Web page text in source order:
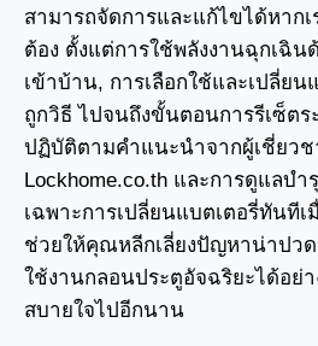
สามารถจัดการและแก้ไขได้หาก
ต้อง ตั้งแต่การใช้พลังงานฉุกเฉิน
เข้าบ้าน, การเลือกใช้และเปลี่ยน
ถูกวิธี ไปจนถึงขั้นตอนการรีเซ็ตร
ปฏิบัติตามคำแนะนำจากผู้เชี่ยวช
Lockhome.co.th และการดูแลบำ
เฉพาะการเปลี่ยนแบตเตอรี่ทันที
ช่วยให้คุณหลีกเลี่ยงปัญหาน่าปว
ใช้งานกลอนประตูอัจฉริยะได้อย่
สบายใจไปอีกนาน